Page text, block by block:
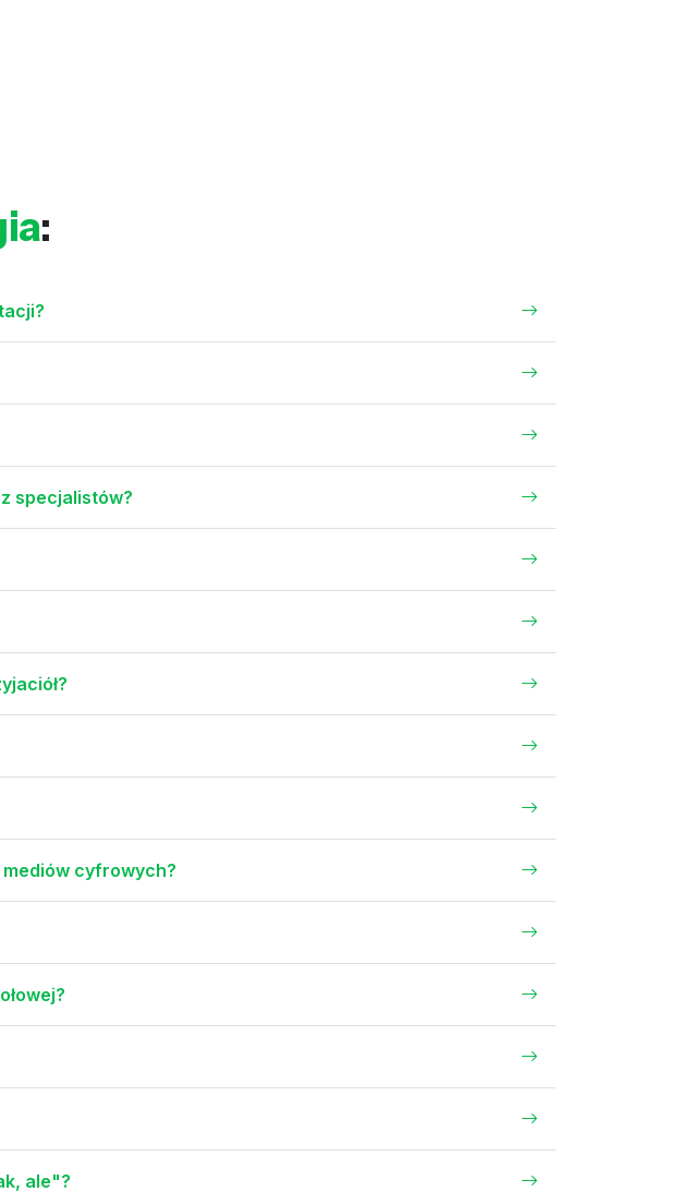
:
specjalistów?
mediów cyfrowych?
ale"?